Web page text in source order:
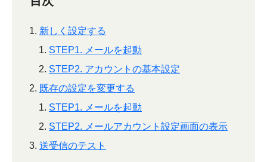
新しく設定する
STEP1. メールを起動
STEP2. アカウントの基本設定
既存の設定を変更する
STEP1. メールを起動
STEP2. メールアカウント設定画面の表示
送受信のテスト